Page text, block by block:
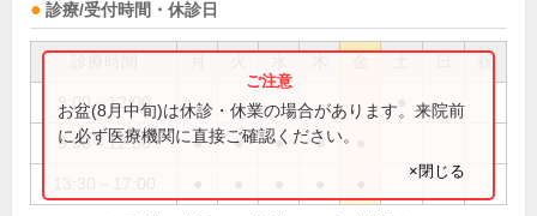
診療/受付時間・休診日
祝
9:00～12:00
9:00～12:30 ● ● ● ●
お盆(8月中旬)は休診・休業の場合があります。来院前
に必ず医療機関に直接ご確認ください。
×閉じる